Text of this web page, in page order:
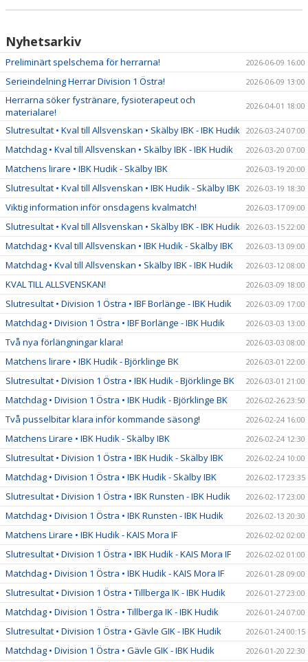
BILDER
DOKUMENT
KONTAKT
WEBBSÄNDNINGAR
Nyhetsarkiv
Preliminärt spelschema för herrarna! 2026-06-09 16:00
Serieindelning Herrar Division 1 Östra! 2026-06-09 13:00
Herrarna söker fystränare, fysioterapeut och
materialare!
2026-04-01 18:00
Slutresultat • Kval till Allsvenskan • Skälby IBK - IBK Hudik 2026-03-24 07:00
Matchdag • Kval till Allsvenskan • Skälby IBK - IBK Hudik 2026-03-20 07:00
Matchens lirare • IBK Hudik - Skälby IBK 2026-03-19 20:00
Slutresultat • Kval till Allsvenskan • IBK Hudik - Skälby IBK 2026-03-19 18:30
Viktig information inför onsdagens kvalmatch! 2026-03-17 09:00
Slutresultat • Kval till Allsvenskan • Skälby IBK - IBK Hudik 2026-03-15 22:00
Matchdag • Kval till Allsvenskan • IBK Hudik - Skälby IBK 2026-03-13 09:00
Matchdag • Kval till Allsvenskan • Skälby IBK - IBK Hudik 2026-03-12 08:00
KVAL TILL ALLSVENSKAN! 2026-03-09 18:00
Slutresultat • Division 1 Östra • IBF Borlänge - IBK Hudik 2026-03-09 17:00
Matchdag • Division 1 Östra • IBF Borlänge - IBK Hudik 2026-03-03 13:00
Två nya förlängningar klara! 2026-03-03 08:00
Matchens lirare • IBK Hudik - Björklinge BK 2026-03-01 22:00
Slutresultat • Division 1 Östra • IBK Hudik - Björklinge BK 2026-03-01 21:00
Matchdag • Division 1 Östra • IBK Hudik - Björklinge BK 2026-02-26 23:50
Två pusselbitar klara inför kommande säsong! 2026-02-24 16:00
Matchens Lirare • IBK Hudik - Skälby IBK 2026-02-24 12:30
Slutresultat • Division 1 Östra • IBK Hudik - Skälby IBK 2026-02-24 10:00
Matchdag • Division 1 Östra • IBK Hudik - Skälby IBK 2026-02-17 23:35
Slutresultat • Division 1 Östra • IBK Runsten - IBK Hudik 2026-02-17 23:00
Matchdag • Division 1 Östra • IBK Runsten - IBK Hudik 2026-02-13 20:30
Matchens Lirare • IBK Hudik - KAIS Mora IF 2026-02-02 02:00
Slutresultat • Division 1 Östra • IBK Hudik - KAIS Mora IF 2026-02-02 01:00
Matchdag • Division 1 Östra • IBK Hudik - KAIS Mora IF 2026-01-28 09:00
Slutresultat • Division 1 Östra • Tillberga IK - IBK Hudik 2026-01-27 23:00
Matchdag • Division 1 Östra • Tillberga IK - IBK Hudik 2026-01-24 07:00
Slutresultat • Division 1 Östra • Gävle GIK - IBK Hudik 2026-01-24 00:15
Matchdag • Division 1 Östra • Gävle GIK - IBK Hudik 2026-01-20 22:30